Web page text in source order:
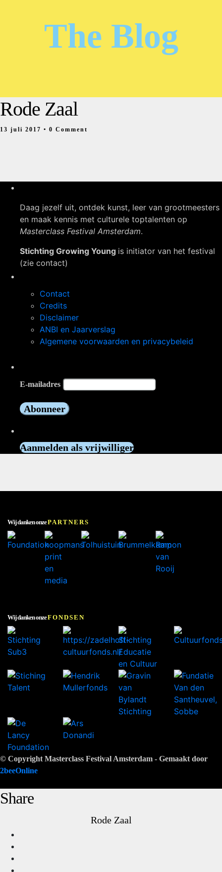
The Blog
Rode Zaal
13 juli 2017 • 0 Comment
Daag jezelf uit, ontdek kunst, leer van grootmeesters
en maak kennis met culturele toptalenten op
Masterclass Festival Amsterdam.
Stichting Growing Young is initiator van het festival
(zie contact)
Contact
Credits
Disclaimer
ANBI en Jaarverslag
Algemene voorwaarden en privacybeleid
E-mailadres
Aanmelden als vrijwilliger
Wij danken onzePARTNERS
Wij danken onzeFONDSEN
© Copyright Masterclass Festival Amsterdam - Gemaakt door
2beeOnline
Share
Rode Zaal